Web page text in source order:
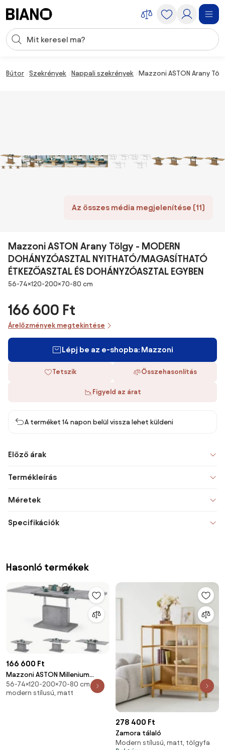
Keresési bevitel
Bútor Szekrények Nappali szekrények Mazzoni ASTON Arany Tölgy
Az összes média megjelenítése (11)
Mazzoni ASTON Arany Tölgy - MODERN
DOHÁNYZÓASZTAL NYITHATÓ/MAGASÍTHATÓ
ÉTKEZŐASZTAL ÉS DOHÁNYZÓASZTAL EGYBEN
Méretek
56-74×120-200×70-80 cm
166 600 Ft
Árelőzmények megtekintése
Lépj be az e-shopba: Mazzoni
Tetszik Összehasonlítás
Figyeld az árat
A terméket 14 napon belül vissza lehet küldeni
Előző árak
Termékleírás
Méretek
Specifikációk
Hasonló termékek
166 600 Ft
Mazzoni ASTON Millenium
Beton - MODERN
DOHÁNYZÓASZTAL
56-74×120-200×70-80 cm,
modern stílusú, matt
278 400 Ft
Zamora tálaló
Modern stílusú, matt, tölgyfa